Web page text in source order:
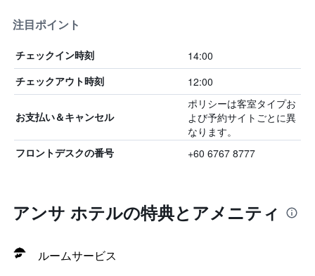
注目ポイント
チェックイン時刻 14:00
チェックアウト時刻 12:00
お支払い＆キャンセル
ポリシーは客室タイプお
よび予約サイトごとに異
なります。
フロントデスクの番号 +60 6767 8777
アンサ ホテルの特典とアメニティ
ルームサービス